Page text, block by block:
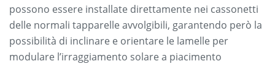
possono essere installate direttamente nei cassonetti
delle normali tapparelle avvolgibili, garantendo però la
possibilità di inclinare e orientare le lamelle per
modulare l’irraggiamento solare a piacimento